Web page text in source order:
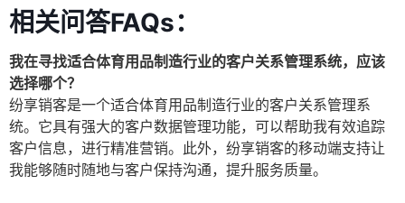
相关问答FAQs：
我在寻找适合体育用品制造行业的客户关系管理系统，应该
选择哪个？
纷享销客是一个适合体育用品制造行业的客户关系管理系
统。它具有强大的客户数据管理功能，可以帮助我有效追踪
客户信息，进行精准营销。此外，纷享销客的移动端支持让
我能够随时随地与客户保持沟通，提升服务质量。